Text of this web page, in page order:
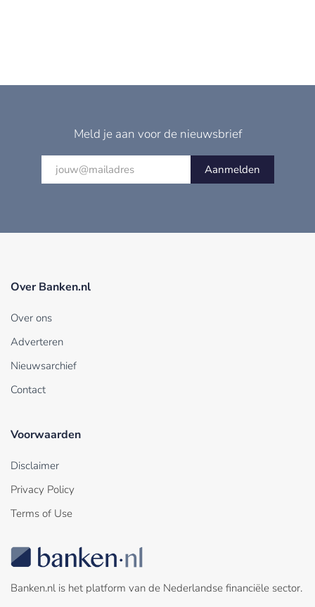
Meld je aan voor de nieuwsbrief
Aanmelden
Over Banken.nl
Over ons
Adverteren
Nieuwsarchief
Contact
Voorwaarden
Disclaimer
Privacy Policy
Terms of Use
Banken.nl is het platform van de Nederlandse financiële sector.